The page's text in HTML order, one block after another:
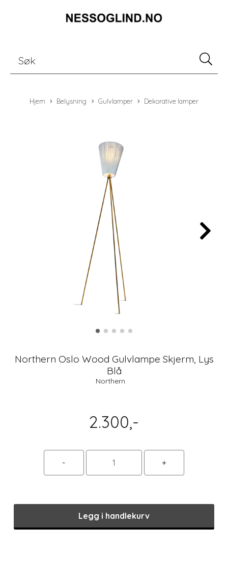
Hjem Belysning Gulvlamper Dekorative lamper
Northern Oslo Wood Gulvlampe Skjerm, Lys
Blå
Northern
2.300,-
Legg i handlekurv